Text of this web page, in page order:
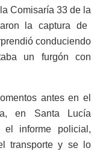
Comisaría 33 de la
la captura de
conduciendo
un furgón con
antes en el
en Santa Lucía
el informe policial,
transporte y se lo